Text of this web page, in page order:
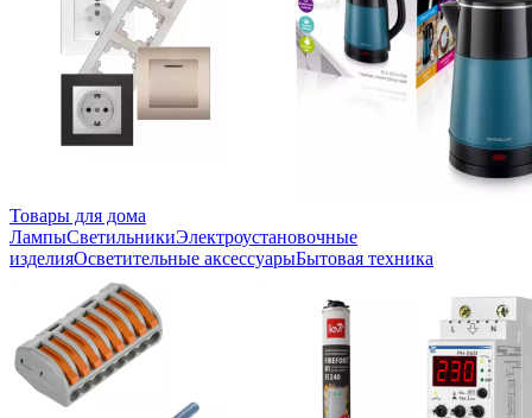
Товары для дома
ЛампыСветильникиЭлектроустановочные
изделияОсветительные аксессуарыБытовая техника